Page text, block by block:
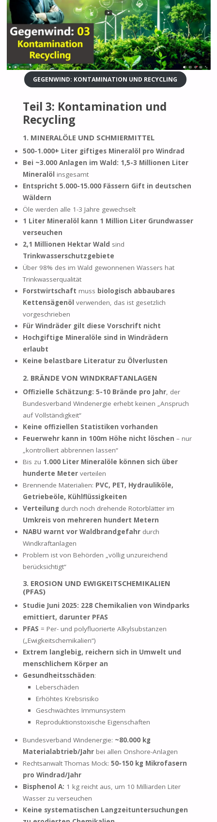
GEGENWIND: KONTAMINATION UND RECYCLING
Teil 3: Kontamination und
Recycling
1. MINERALÖLE UND SCHMIERMITTEL
500-1.000+ Liter giftiges Mineralöl pro Windrad
Bei ~3.000 Anlagen im Wald: 1,5-3 Millionen Liter
Mineralöl insgesamt
Entspricht 5.000-15.000 Fässern Gift in deutschen
Wäldern
Öle werden alle 1-3 Jahre gewechselt
1 Liter Mineralöl kann 1 Million Liter Grundwasser
verseuchen
2,1 Millionen Hektar Wald sind
Trinkwasserschutzgebiete
Über 98% des im Wald gewonnenen Wassers hat
Trinkwasserqualität
Forstwirtschaft muss biologisch abbaubares
Kettensägenöl verwenden, das ist gesetzlich
vorgeschrieben
Für Windräder gilt diese Vorschrift nicht
Hochgiftige Mineralöle sind in Windrädern
erlaubt
Keine belastbare Literatur zu Ölverlusten
2. BRÄNDE VON WINDKRAFTANLAGEN
Offizielle Schätzung: 5-10 Brände pro Jahr , der
Bundesverband Windenergie erhebt keinen „Anspruch
auf Vollständigkeit“
Keine offiziellen Statistiken vorhanden
Feuerwehr kann in 100m Höhe nicht löschen – nur
„kontrolliert abbrennen lassen“
Bis zu 1.000 Liter Mineralöle können sich über
hunderte Meterverteilen
Brennende Materialien: PVC, PET, Hydrauliköle,
Getriebeöle, Kühlflüssigkeiten
Verteilung durch noch drehende Rotorblätter im
Umkreis von mehreren hundert Metern
NABU warnt vor Waldbrandgefahr durch
Windkraftanlagen
Problem ist von Behörden „völlig unzureichend
berücksichtigt“
3. EROSION UND EWIGKEITSCHEMIKALIEN
(PFAS)
Studie Juni 2025: 228 Chemikalien von Windparks
emittiert, darunter PFAS
PFAS = Per- und polyfluorierte Alkylsubstanzen
(„Ewigkeitschemikalien“)
Extrem langlebig, reichern sich in Umwelt und
menschlichem Körper an
Gesundheitsschäden:
Leberschäden
Erhöhtes Krebsrisiko
Geschwächtes Immunsystem
Reproduktionstoxische Eigenschaften
Bundesverband Windenergie: ~80.000 kg
Materialabtrieb/Jahr bei allen Onshore-Anlagen
Rechtsanwalt Thomas Mock:50-150 kg Mikrofasern
pro Windrad/Jahr
Bisphenol A: 1 kg reicht aus, um 10 Milliarden Liter
Wasser zu verseuchen
Keine systematischen Langzeituntersuchungen